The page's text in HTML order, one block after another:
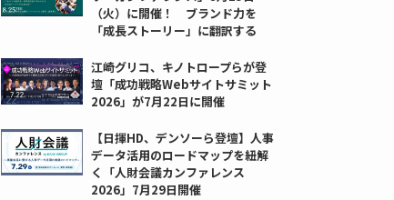
（火）に開催！ ブランド力を
「成長ストーリー」に翻訳する
江崎グリコ、キノトロープらが登
壇「成功戦略Webサイトサミット
2026」が7月22日に開催
【日揮HD、デンソーら登壇】人事
データ活用のロードマップを紐解
く「人財会議カンファレンス
2026」7月29日開催